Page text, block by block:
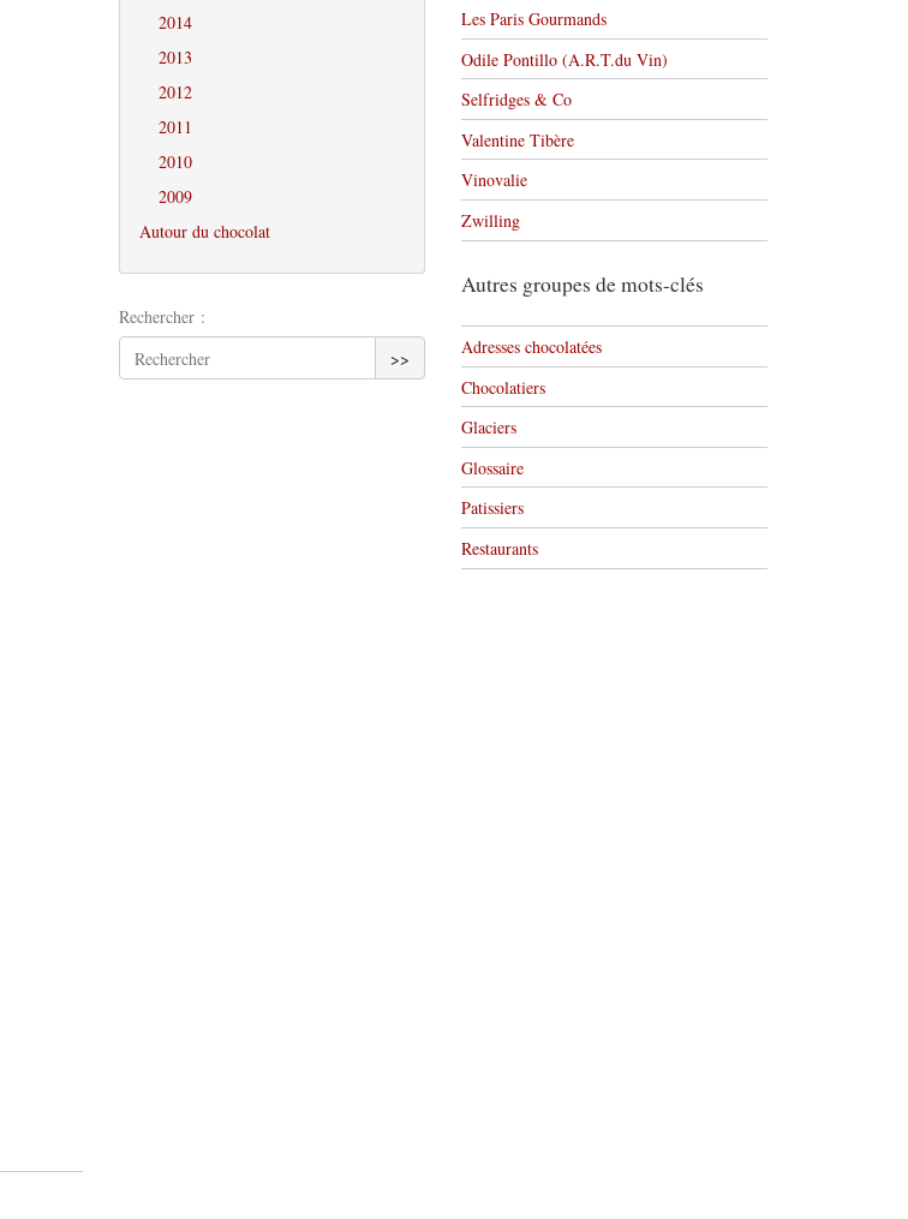
2014
2013
2012
2011
2010
2009
Autour du chocolat
Rechercher :
>>
Les Paris Gourmands
Odile Pontillo (A.R.T.du Vin)
Selfridges & Co
Valentine Tibère
Vinovalie
Zwilling
Autres groupes de mots-clés
Adresses chocolatées
Chocolatiers
Glaciers
Glossaire
Patissiers
Restaurants